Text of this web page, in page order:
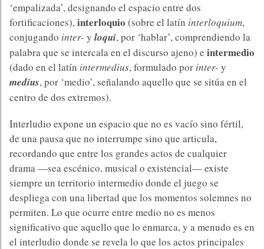
‘empalizada’, designando el espacio entre dos
fortificaciones),interloquio (sobre el latín interloquium,
conjugando inter- y loqui, por ‘hablar’, comprendiendo la
palabra que se intercala en el discurso ajeno) e intermedio
(dado en el latín intermedius, formulado por inter- y
medius, por ‘medio’, señalando aquello que se sitúa en el
centro de dos extremos).
Interludio expone un espacio que no es vacío sino fértil,
de una pausa que no interrumpe sino que articula,
recordando que entre los grandes actos de cualquier
drama —sea escénico, musical o existencial— existe
siempre un territorio intermedio donde el juego se
despliega con una libertad que los momentos solemnes no
permiten. Lo que ocurre entre medio no es menos
significativo que aquello que lo enmarca, y a menudo es en
el interludio donde se revela lo que los actos principales